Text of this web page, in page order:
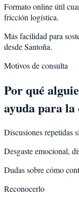
Formato online útil
fricción logística.
Más facilidad para
desde Santoña.
Motivos de consulta
Por qué
ayuda para la
Discusiones repetidas
Desgaste emocional,
Dudas sobre cómo
Reconocerlo